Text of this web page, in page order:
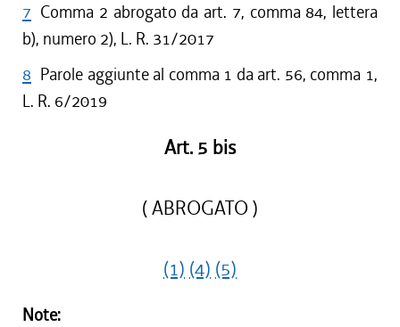
7 Comma 2 abrogato da art. 7, comma 84, lettera
b), numero 2), L. R. 31/2017
8 Parole aggiunte al comma 1 da art. 56, comma 1,
L. R. 6/2019
Art. 5 bis
( ABROGATO )
(1) (4) (5)
Note: